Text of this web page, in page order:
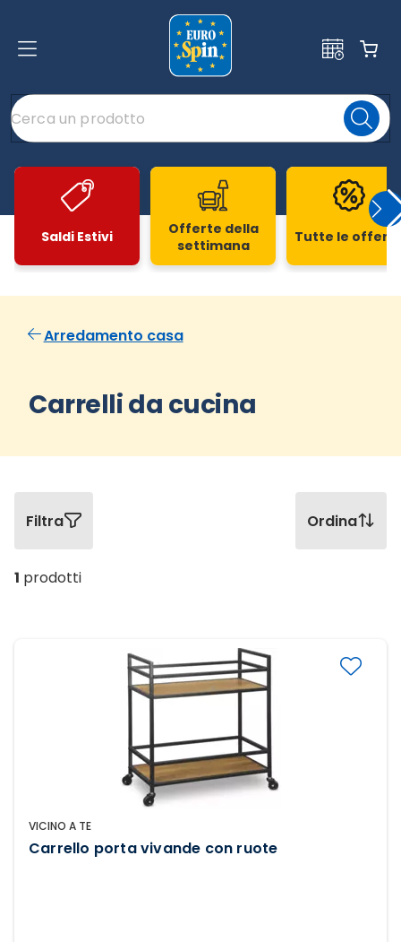
Saldi Estivi
Offerte della
settimana
Tutte le
Arredamento casa
Carrelli da cucina
Filtra Ordina
1 prodotti
VICINO A TE
Carrello porta vivande con ruote